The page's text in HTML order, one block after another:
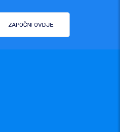
ZAPOČNI OVDJE